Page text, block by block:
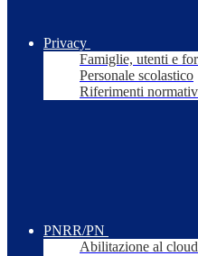
Privacy
Famiglie, utenti e
Personale scolastico
Riferimenti
PNRR/PN
Abilitazione al cloud